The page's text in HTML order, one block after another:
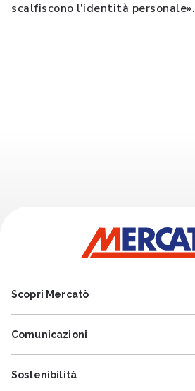
scalfiscono l’identità personale».
Scopri Mercatò
Comunicazioni
Sostenibilità